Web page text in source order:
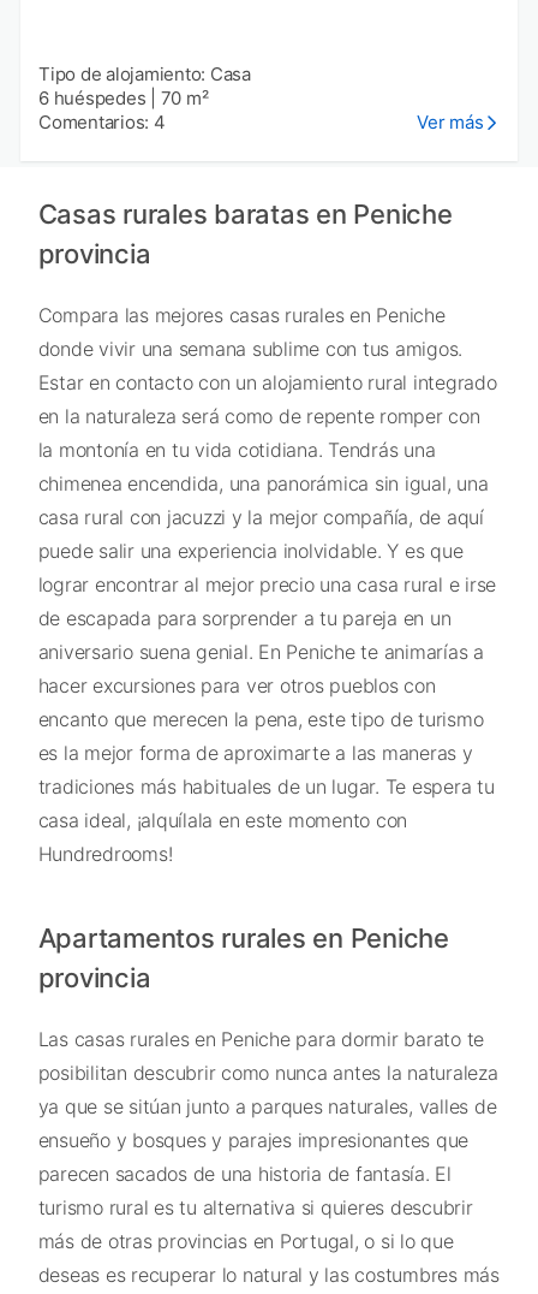
Tipo de alojamiento: Casa
6 huéspedes
70 m²
Comentarios: 4
Ver más
Casas rurales baratas en Peniche
provincia
Compara las mejores casas rurales en Peniche
donde vivir una semana sublime con tus amigos.
Estar en contacto con un alojamiento rural integrado
en la naturaleza será como de repente romper con
la montonía en tu vida cotidiana. Tendrás una
chimenea encendida, una panorámica sin igual, una
casa rural con jacuzzi y la mejor compañía, de aquí
puede salir una experiencia inolvidable. Y es que
lograr encontrar al mejor precio una casa rural e irse
de escapada para sorprender a tu pareja en un
aniversario suena genial. En Peniche te animarías a
hacer excursiones para ver otros pueblos con
encanto que merecen la pena, este tipo de turismo
es la mejor forma de aproximarte a las maneras y
tradiciones más habituales de un lugar. Te espera tu
casa ideal, ¡alquílala en este momento con
Hundredrooms!
Apartamentos rurales en Peniche
provincia
Las casas rurales en Peniche para dormir barato te
posibilitan descubrir como nunca antes la naturaleza
ya que se sitúan junto a parques naturales, valles de
ensueño y bosques y parajes impresionantes que
parecen sacados de una historia de fantasía. El
turismo rural es tu alternativa si quieres descubrir
más de otras provincias en Portugal, o si lo que
deseas es recuperar lo natural y las costumbres más